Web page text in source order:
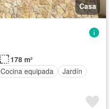
Casa
178 m²
Cocina equipada
Jardín